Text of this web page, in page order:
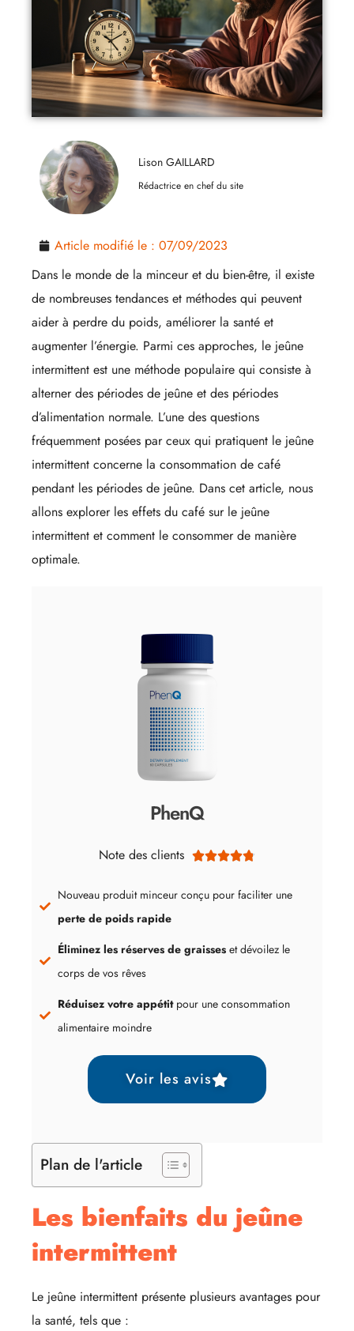
Lison GAILLARD
Rédactrice en chef du site
Article modifié le : 07/09/2023
Dans le monde de la minceur et du bien-être, il existe
de nombreuses tendances et méthodes qui peuvent
aider à perdre du poids, améliorer la santé et
augmenter l’énergie. Parmi ces approches, le jeûne
intermittent est une méthode populaire qui consiste à
alterner des périodes de jeûne et des périodes
d’alimentation normale. L’une des questions
fréquemment posées par ceux qui pratiquent le jeûne
intermittent concerne la consommation de café
pendant les périodes de jeûne. Dans cet article, nous
allons explorer les effets du café sur le jeûne
intermittent et comment le consommer de manière
optimale.
PhenQ
Note des clients 
Nouveau produit minceur conçu pour faciliter une
perte de poids rapide
Éliminez les réserves de graisseset dévoilez le
corps de vos rêves
Réduisez votre appétitpour une consommation
alimentaire moindre
Voir les avis
Plan de l'article
Les bienfaits du jeûne
intermittent
Le jeûne intermittent présente plusieurs avantages pour
la santé, tels que :